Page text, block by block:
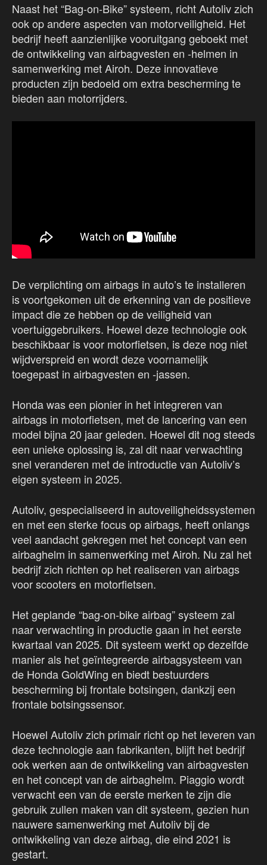
Naast het “Bag-on-Bike” systeem, richt Autoliv zich
ook op andere aspecten van motorveiligheid. Het
bedrijf heeft aanzienlijke vooruitgang geboekt met
de ontwikkeling van airbagvesten en -helmen in
samenwerking met Airoh. Deze innovatieve
producten zijn bedoeld om extra bescherming te
bieden aan motorrijders.
De verplichting om airbags in auto’s te installeren
is voortgekomen uit de erkenning van de positieve
impact die ze hebben op de veiligheid van
voertuiggebruikers. Hoewel deze technologie ook
beschikbaar is voor motorfietsen, is deze nog niet
wijdverspreid en wordt deze voornamelijk
toegepast in airbagvesten en -jassen.
Honda was een pionier in het integreren van
airbags in motorfietsen, met de lancering van een
model bijna 20 jaar geleden. Hoewel dit nog steeds
een unieke oplossing is, zal dit naar verwachting
snel veranderen met de introductie van Autoliv’s
eigen systeem in 2025.
Autoliv, gespecialiseerd in autoveiligheidssystemen
en met een sterke focus op airbags, heeft onlangs
veel aandacht gekregen met het concept van een
airbaghelm in samenwerking met Airoh. Nu zal het
bedrijf zich richten op het realiseren van airbags
voor scooters en motorfietsen.
Het geplande “bag-on-bike airbag” systeem zal
naar verwachting in productie gaan in het eerste
kwartaal van 2025. Dit systeem werkt op dezelfde
manier als het geïntegreerde airbagsysteem van
de Honda GoldWing en biedt bestuurders
bescherming bij frontale botsingen, dankzij een
frontale botsingssensor.
Hoewel Autoliv zich primair richt op het leveren van
deze technologie aan fabrikanten, blijft het bedrijf
ook werken aan de ontwikkeling van airbagvesten
en het concept van de airbaghelm. Piaggio wordt
verwacht een van de eerste merken te zijn die
gebruik zullen maken van dit systeem, gezien hun
nauwere samenwerking met Autoliv bij de
ontwikkeling van deze airbag, die eind 2021 is
gestart.